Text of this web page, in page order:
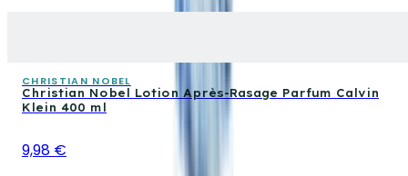
CHRISTIAN NOBEL
Christian Nobel Lotion Après-Rasage Parfum Calvin
Klein 400 ml
9,98 €